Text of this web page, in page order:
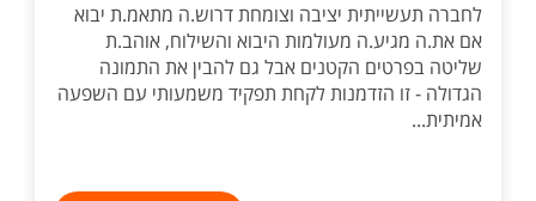
לחברה תעשייתית יציבה וצומחת דרוש.ה מתאמ.ת יבוא
אם את.ה מגיע.ה מעולמות היבוא והשילוח, אוהב.ת
שליטה בפרטים הקטנים אבל גם להבין את התמונה
הגדולה - זו הזדמנות לקחת תפקיד משמעותי עם השפעה
אמיתית...